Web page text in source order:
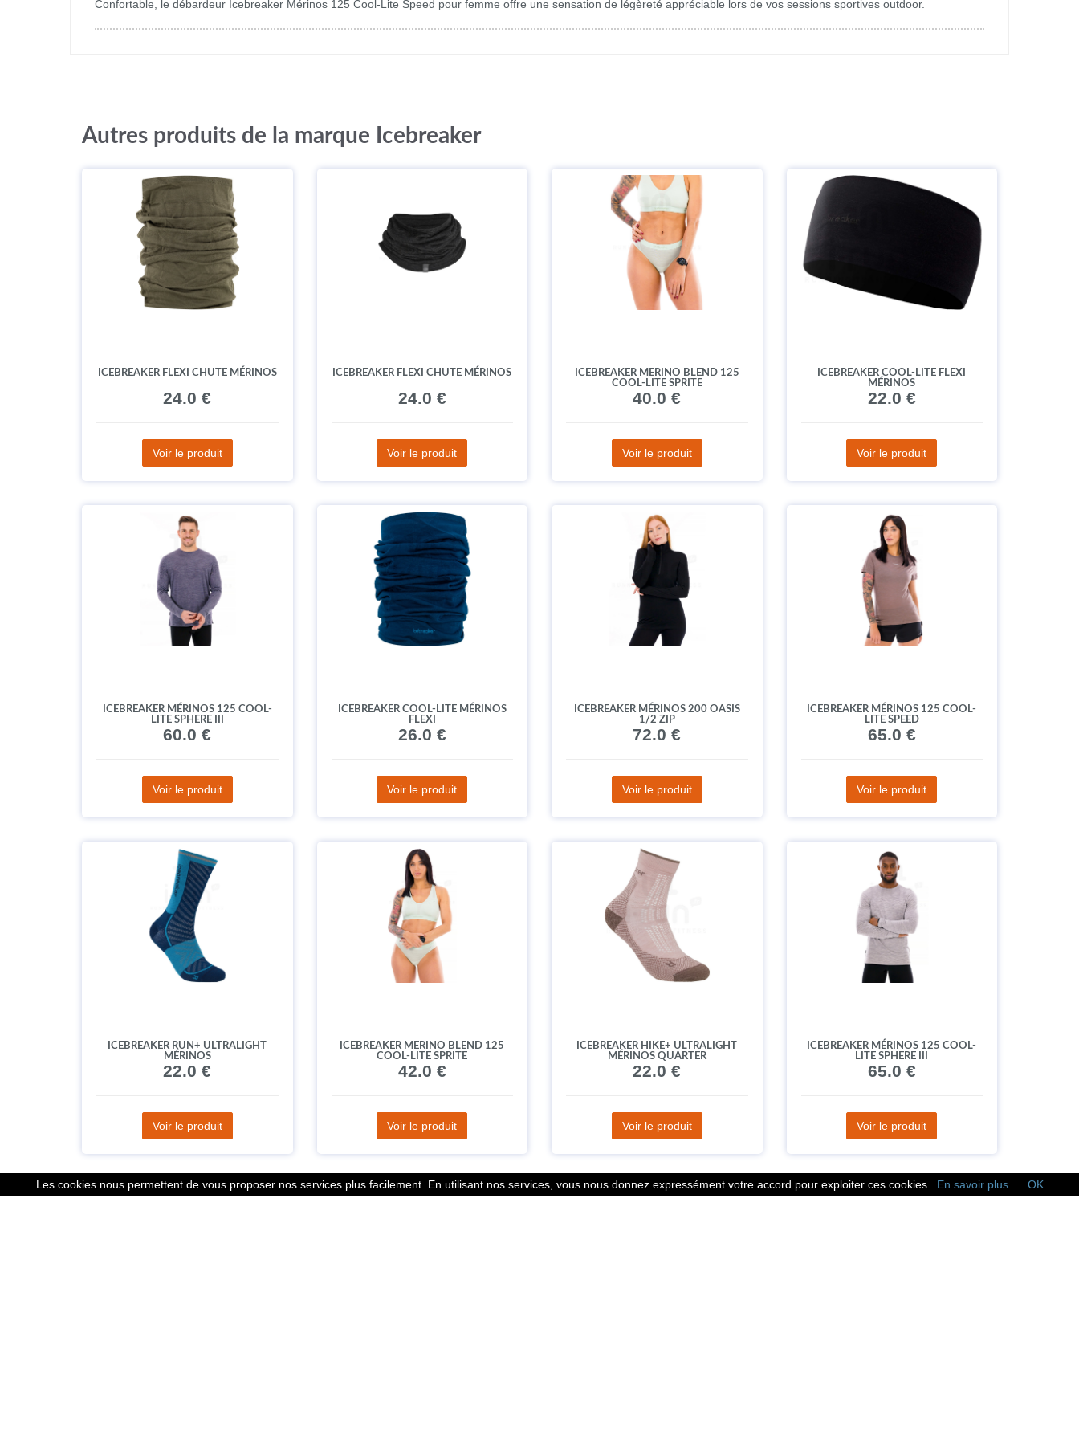
Confortable, le débardeur Icebreaker Mérinos 125 Cool-Lite Speed pour femme offre une sensation de légèreté appréciable lors de vos sessions sportives outdoor.
Autres produits de la marque Icebreaker
ICEBREAKER FLEXI CHUTE MÉRINOS
24.0 €
Voir le produit
ICEBREAKER FLEXI CHUTE MÉRINOS
24.0 €
Voir le produit
ICEBREAKER MERINO BLEND 125
COOL-LITE SPRITE
40.0 €
Voir le produit
ICEBREAKER COOL-LITE FLEXI
MÉRINOS
22.0 €
Voir le produit
ICEBREAKER MÉRINOS 125 COOL-
LITE SPHERE III
60.0 €
Voir le produit
ICEBREAKER COOL-LITE MÉRINOS
FLEXI
26.0 €
Voir le produit
ICEBREAKER MÉRINOS 200 OASIS
1/2 ZIP
72.0 €
Voir le produit
ICEBREAKER MÉRINOS 125 COOL-
LITE SPEED
65.0 €
Voir le produit
ICEBREAKER RUN+ ULTRALIGHT
MÉRINOS
22.0 €
Voir le produit
ICEBREAKER MERINO BLEND 125
COOL-LITE SPRITE
42.0 €
Voir le produit
ICEBREAKER HIKE+ ULTRALIGHT
MÉRINOS QUARTER
22.0 €
Voir le produit
ICEBREAKER MÉRINOS 125 COOL-
LITE SPHERE III
65.0 €
Voir le produit
Les cookies nous permettent de vous proposer nos services plus facilement. En utilisant nos services, vous nous donnez expressément votre accord pour exploiter ces cookies. En savoir plus OK